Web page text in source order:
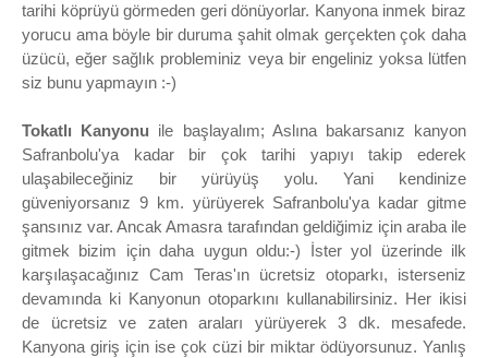
tarihi köprüyü görmeden geri dönüyorlar. Kanyona inmek biraz
yorucu ama böyle bir duruma şahit olmak gerçekten çok daha
üzücü, eğer sağlık probleminiz veya bir engeliniz yoksa lütfen
siz bunu yapmayın :-)
Tokatlı Kanyonu ile başlayalım; Aslına bakarsanız kanyon
Safranbolu'ya kadar bir çok tarihi yapıyı takip ederek
ulaşabileceğiniz bir yürüyüş yolu. Yani kendinize
güveniyorsanız 9 km. yürüyerek Safranbolu'ya kadar gitme
şansınız var. Ancak Amasra tarafından geldiğimiz için araba ile
gitmek bizim için daha uygun oldu:-) İster yol üzerinde ilk
karşılaşacağınız Cam Teras'ın ücretsiz otoparkı, isterseniz
devamında ki Kanyonun otoparkını kullanabilirsiniz. Her ikisi
de ücretsiz ve zaten araları yürüyerek 3 dk. mesafede.
Kanyona giriş için ise çok cüzi bir miktar ödüyorsunuz. Yanlış